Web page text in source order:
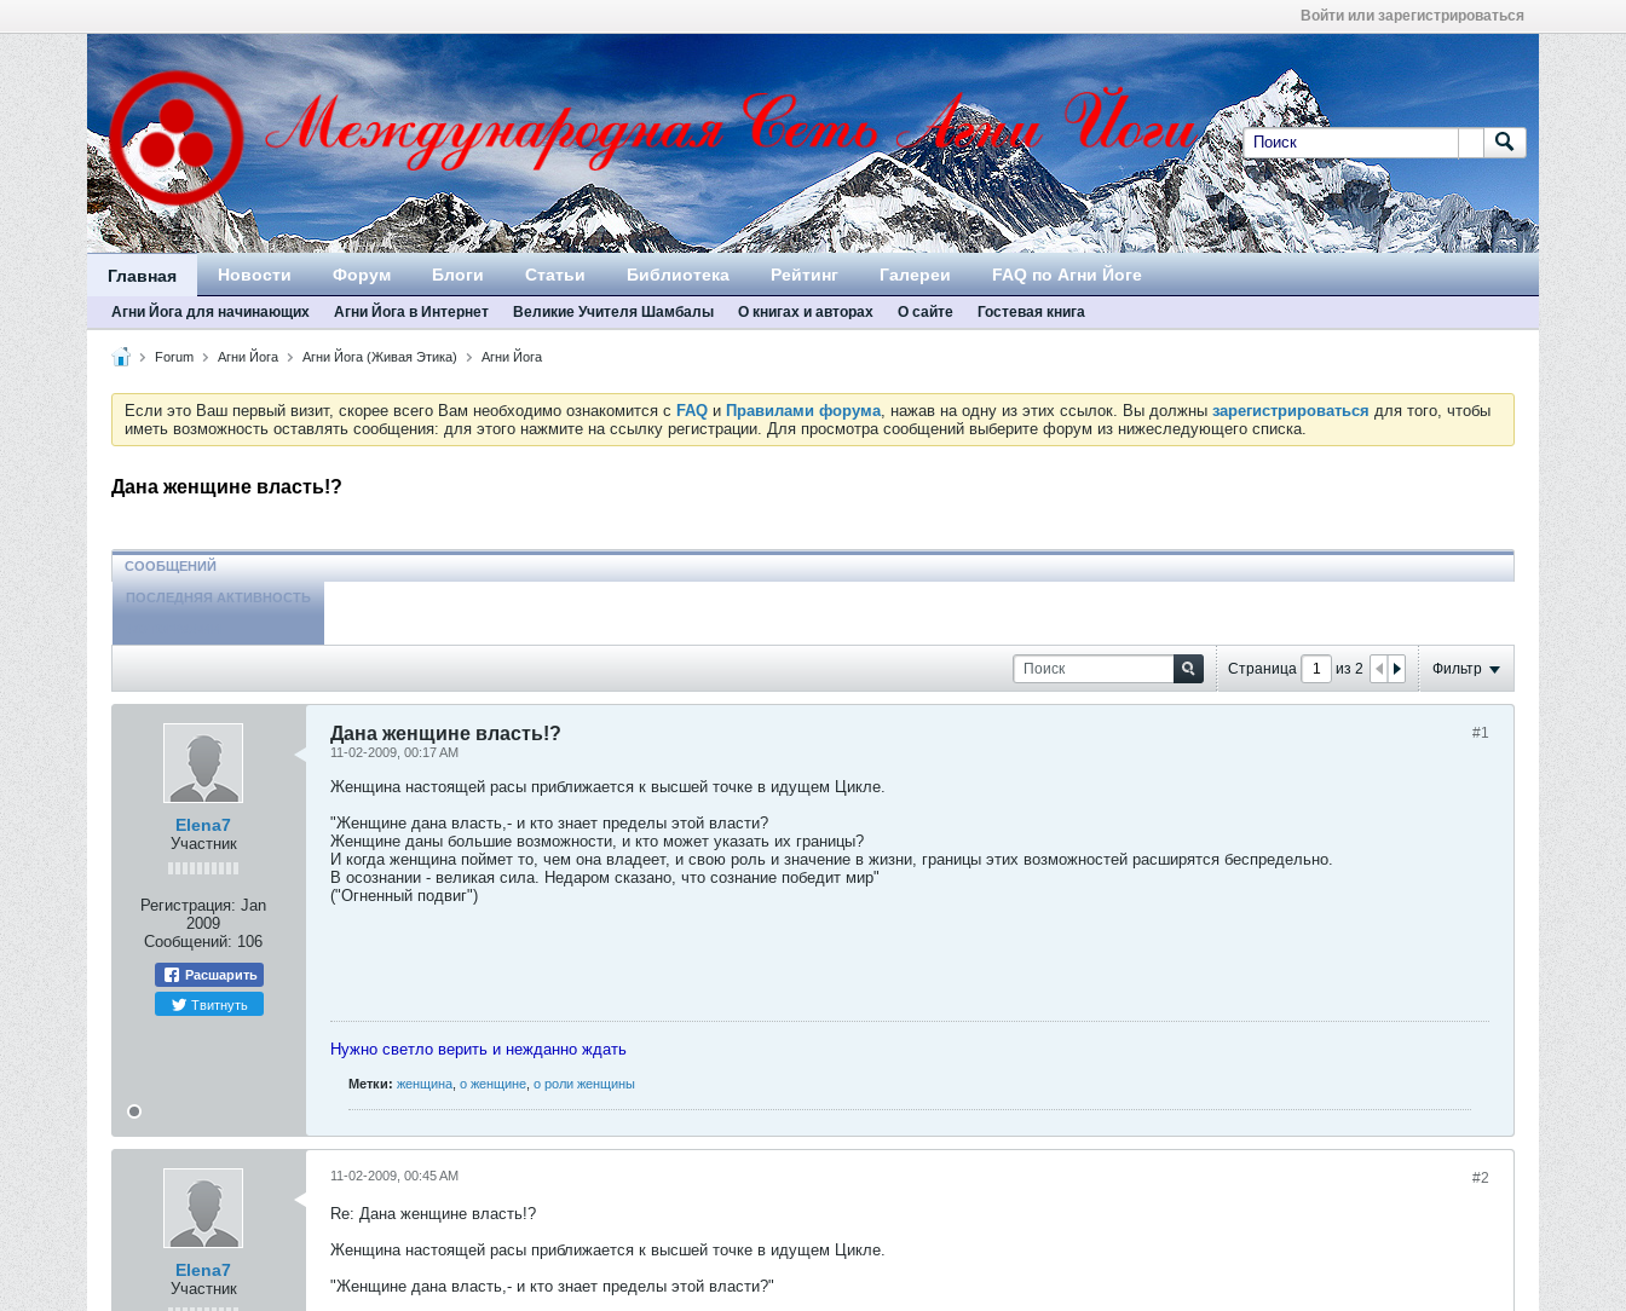
Войти или зарегистрироваться
Главная Новости Форум Блоги Статьи Библиотека Рейтинг Галереи FAQ по Агни Йоге
Агни Йога для начинающих Агни Йога в Интернет Великие Учителя Шамбалы О книгах и авторах О сайте Гостевая книга
Forum Агни Йога Агни Йога (Живая Этика) Агни Йога
Если это Ваш первый визит, скорее всего Вам необходимо ознакомится с FAQ и Правилами форума, нажав на одну из этих ссылок. Вы должны зарегистрироваться для того, чтобы
иметь возможность оставлять сообщения: для этого нажмите на ссылку регистрации. Для просмотра сообщений выберите форум из нижеследующего списка.
Дана женщине власть!?
СООБЩЕНИЙ
ПОСЛЕДНЯЯ АКТИВНОСТЬ
Страница из 2 Фильтр
Elena7
Участник
Регистрация: Jan
2009
Сообщений: 106
Расшарить
Твитнуть
#1
Дана женщине власть!?
11-02-2009, 00:17 AM
Женщина настоящей расы приближается к высшей точке в идущем Цикле.
"Женщине дана власть,- и кто знает пределы этой власти?
Женщине даны большие возможности, и кто может указать их границы?
И когда женщина поймет то, чем она владеет, и свою роль и значение в жизни, границы этих возможностей расширятся беспредельно.
В осознании - великая сила. Недаром сказано, что сознание победит мир"
("Огненный подвиг")
Нужно светло верить и нежданно ждать
Метки: женщина о женщине о роли женщины
Elena7
Участник
#2
11-02-2009, 00:45 AM
Re: Дана женщине власть!?
Женщина настоящей расы приближается к высшей точке в идущем Цикле.
"Женщине дана власть,- и кто знает пределы этой власти?"